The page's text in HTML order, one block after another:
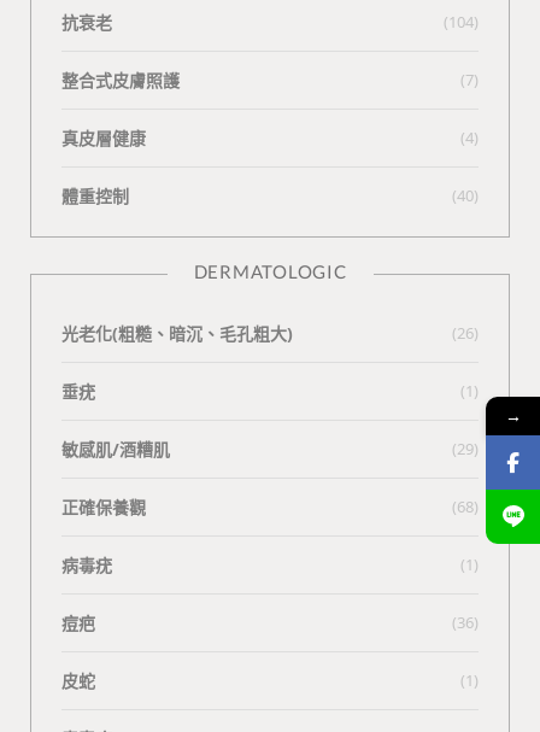
抗衰老 (104)
整合式皮膚照護 (7)
真皮層健康 (4)
體重控制 (40)
DERMATOLOGIC
光老化(粗糙、暗沉、毛孔粗大) (26)
垂疣 (1)
敏感肌/酒糟肌 (29)
正確保養觀 (68)
病毒疣 (1)
痘疤 (36)
皮蛇 (1)
→